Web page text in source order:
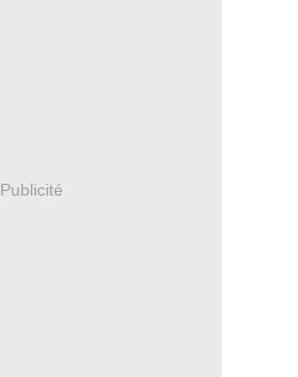
Publicité